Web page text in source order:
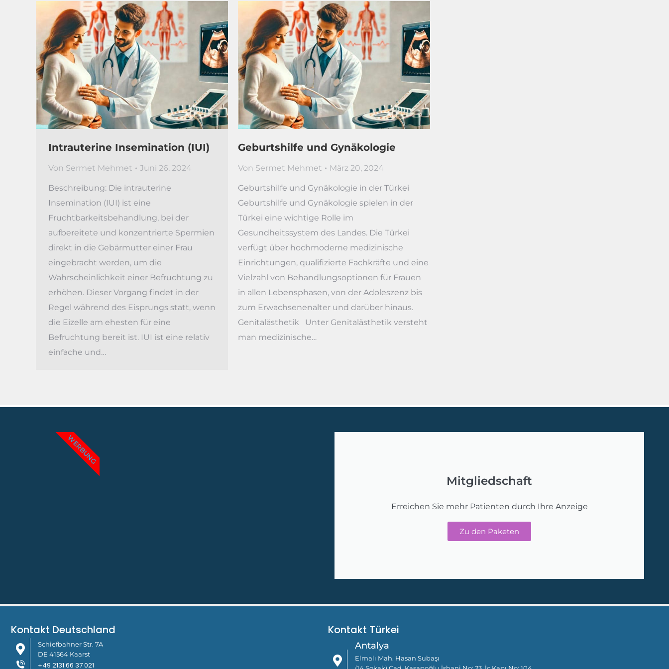
Intrauterine Insemination (IUI)
Von Sermet Mehmet Juni 26, 2024
Beschreibung: Die intrauterine
Insemination (IUI) ist eine
Fruchtbarkeitsbehandlung, bei der
aufbereitete und konzentrierte Spermien
direkt in die Gebärmutter einer Frau
eingebracht werden, um die
Wahrscheinlichkeit einer Befruchtung zu
erhöhen. Dieser Vorgang findet in der
Regel während des Eisprungs statt, wenn
die Eizelle am ehesten für eine
Befruchtung bereit ist. IUI ist eine relativ
einfache und…
Geburtshilfe und Gynäkologie
Von Sermet Mehmet März 20, 2024
Geburtshilfe und Gynäkologie in der Türkei
Geburtshilfe und Gynäkologie spielen in der
Türkei eine wichtige Rolle im
Gesundheitssystem des Landes. Die Türkei
verfügt über hochmoderne medizinische
Einrichtungen, qualifizierte Fachkräfte und eine
Vielzahl von Behandlungsoptionen für Frauen
in allen Lebensphasen, von der Adoleszenz bis
zum Erwachsenenalter und darüber hinaus.
Genitalästhetik Unter Genitalästhetik versteht
man medizinische…
Mitgliedschaft
Erreichen Sie mehr Patienten durch Ihre Anzeige
Zu den Paketen
WERBUNG
Kontakt Deutschland
Schiefbahner Str. 7A
DE 41564 Kaarst
+49 2131 66 37 021
Kontakt Türkei
Antalya
Elmalı Mah. Hasan Subaşı